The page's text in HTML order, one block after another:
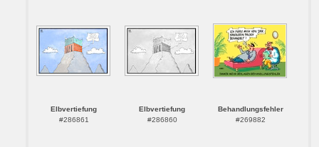
Elbvertiefung
#286861
Elbvertiefung
#286860
Behandlungsfehler
#269882